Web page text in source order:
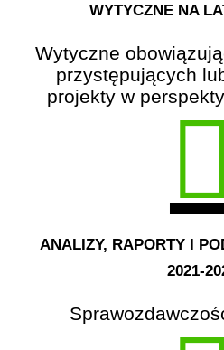
WYTYCZNE NA
Wytyczne
przystępujących
projekty w
ANALIZY, RAPORTY I
2021-